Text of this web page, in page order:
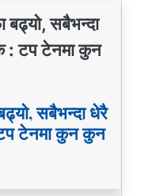
सबैभन्दा धेरै
टेनमा कुन कुन